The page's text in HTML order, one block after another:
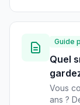
Guide
Quel
Vous
ans ?